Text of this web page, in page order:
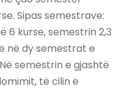
Sipas semestrave:
6 kurse, semestrin 2,3
në dy semestrat e
semestrin e gjashtë
të cilin e